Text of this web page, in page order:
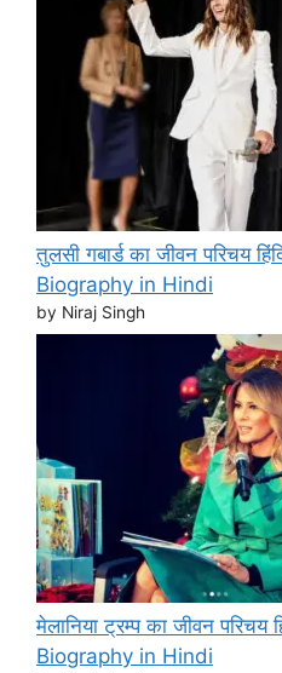
तुलसी गबार्ड का जीवन परिचय
Biography in Hindi
by Niraj Singh
मेलानिया ट्रम्प का जीवन
Biography in Hindi